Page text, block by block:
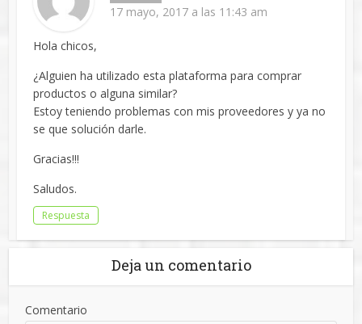
17 mayo, 2017 a las 11:43 am
Hola chicos,
¿Alguien ha utilizado esta plataforma para comprar
productos o alguna similar?
Estoy teniendo problemas con mis proveedores y ya no
se que solución darle.
Gracias!!!
Saludos.
Respuesta
Deja un comentario
Comentario